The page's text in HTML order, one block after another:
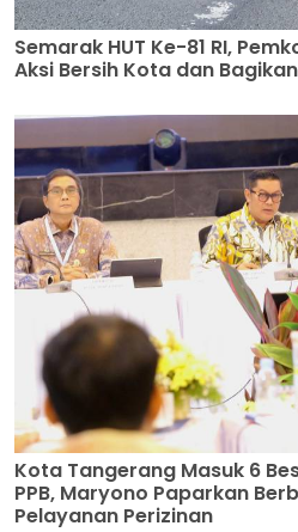
Semarak HUT Ke-81 RI,
Aksi Bersih Kota dan
Kota Tangerang Masuk 6
PPB, Maryono Paparkan
Pelayanan Perizinan